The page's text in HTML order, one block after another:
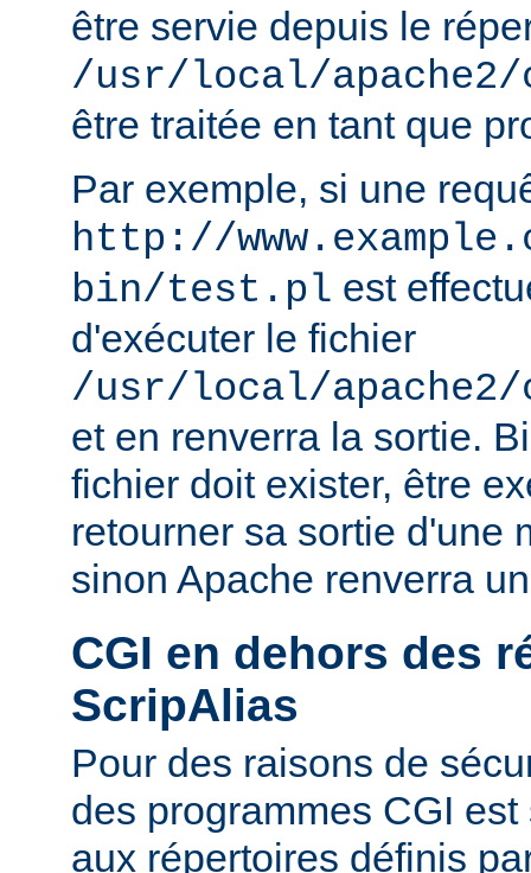
être servie depuis le
/usr/local/
être traitée en tant que
Par exemple, si une
http://
bin/test.pl est
d'exécuter le fichier
/usr/local/
et en renverra la sortie.
fichier doit exister, être
retourner sa sortie d'une
sinon Apache renverra
CGI en dehors des
ScripAlias
Pour des raisons de
des programmes CGI
aux répertoires définis